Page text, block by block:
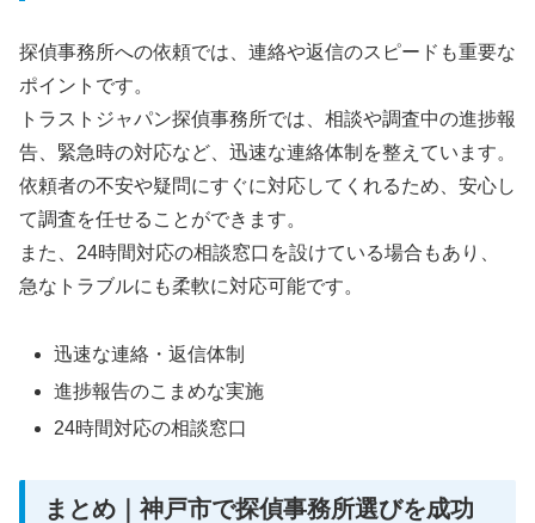
探偵事務所への依頼では、連絡や返信のスピードも重要な
ポイントです。
トラストジャパン探偵事務所では、相談や調査中の進捗報
告、緊急時の対応など、迅速な連絡体制を整えています。
依頼者の不安や疑問にすぐに対応してくれるため、安心し
て調査を任せることができます。
また、24時間対応の相談窓口を設けている場合もあり、
急なトラブルにも柔軟に対応可能です。
迅速な連絡・返信体制
進捗報告のこまめな実施
24時間対応の相談窓口
まとめ｜神戸市で探偵事務所選びを成功